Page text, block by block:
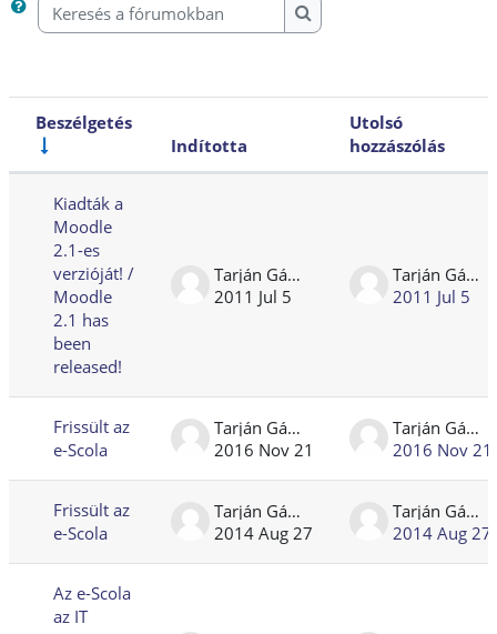
Keresés a fórumokban
Beszélgetések listája. 4
Állapot
Beszélgetés
Indította
Utolsó
hozzászólás
Kiadták a
Moodle
2.1-es
verzióját! /
Moodle
2.1 has
been
released!
Tarján Gábor
2011 Jul 5
Tarján Gábor
2011 Jul 5
Frissült az
e-Scola
Tarján Gábor
2016 Nov 21
Tarján Gábor
2016 Nov 21
Frissült az
e-Scola
Tarján Gábor
2014 Aug 27
Tarján Gábor
2014 Aug 27
Az e-Scola
az IT